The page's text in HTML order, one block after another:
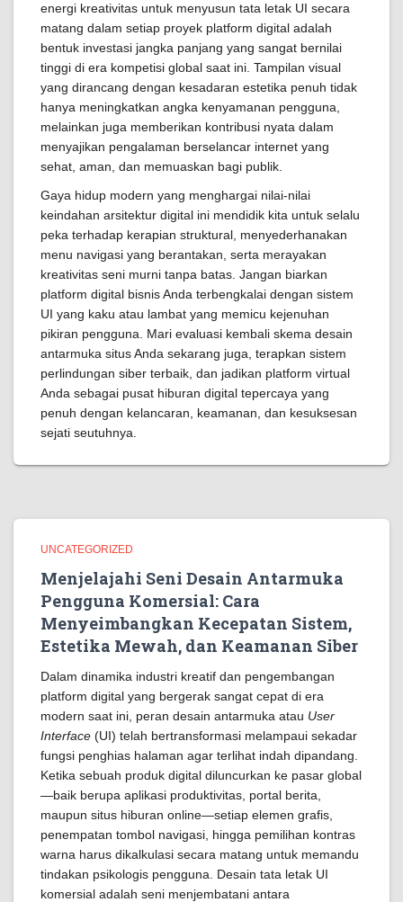
energi kreativitas untuk menyusun tata letak UI secara
matang dalam setiap proyek platform digital adalah
bentuk investasi jangka panjang yang sangat bernilai
tinggi di era kompetisi global saat ini. Tampilan visual
yang dirancang dengan kesadaran estetika penuh tidak
hanya meningkatkan angka kenyamanan pengguna,
melainkan juga memberikan kontribusi nyata dalam
menyajikan pengalaman berselancar internet yang
sehat, aman, dan memuaskan bagi publik.
Gaya hidup modern yang menghargai nilai-nilai
keindahan arsitektur digital ini mendidik kita untuk selalu
peka terhadap kerapian struktural, menyederhanakan
menu navigasi yang berantakan, serta merayakan
kreativitas seni murni tanpa batas. Jangan biarkan
platform digital bisnis Anda terbengkalai dengan sistem
UI yang kaku atau lambat yang memicu kejenuhan
pikiran pengguna. Mari evaluasi kembali skema desain
antarmuka situs Anda sekarang juga, terapkan sistem
perlindungan siber terbaik, dan jadikan platform virtual
Anda sebagai pusat hiburan digital tepercaya yang
penuh dengan kelancaran, keamanan, dan kesuksesan
sejati seutuhnya.
UNCATEGORIZED
Menjelajahi Seni Desain Antarmuka
Pengguna Komersial: Cara
Menyeimbangkan Kecepatan Sistem,
Estetika Mewah, dan Keamanan Siber
Dalam dinamika industri kreatif dan pengembangan
platform digital yang bergerak sangat cepat di era
modern saat ini, peran desain antarmuka atau User
Interface (UI) telah bertransformasi melampaui sekadar
fungsi penghias halaman agar terlihat indah dipandang.
Ketika sebuah produk digital diluncurkan ke pasar global
—baik berupa aplikasi produktivitas, portal berita,
maupun situs hiburan online—setiap elemen grafis,
penempatan tombol navigasi, hingga pemilihan kontras
warna harus dikalkulasi secara matang untuk memandu
tindakan psikologis pengguna. Desain tata letak UI
komersial adalah seni menjembatani antara